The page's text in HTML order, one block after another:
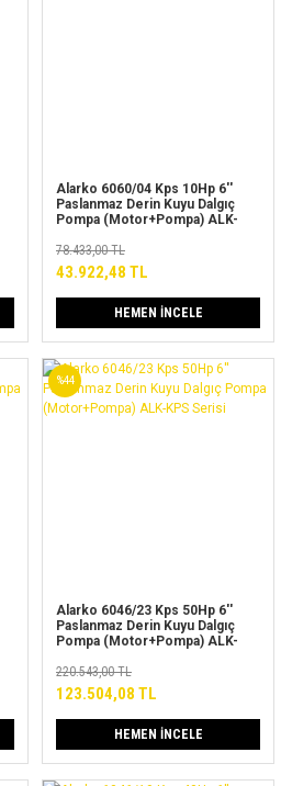
Alarko 6060/04 Kps 10Hp 6''
Paslanmaz Derin Kuyu Dalgıç
Pompa (Motor+Pompa) ALK-
78.433,00 TL
43.922,48 TL
HEMEN İNCELE
%44
Alarko 6046/23 Kps 50Hp 6''
Paslanmaz Derin Kuyu Dalgıç
Pompa (Motor+Pompa) ALK-
220.543,00 TL
123.504,08 TL
HEMEN İNCELE